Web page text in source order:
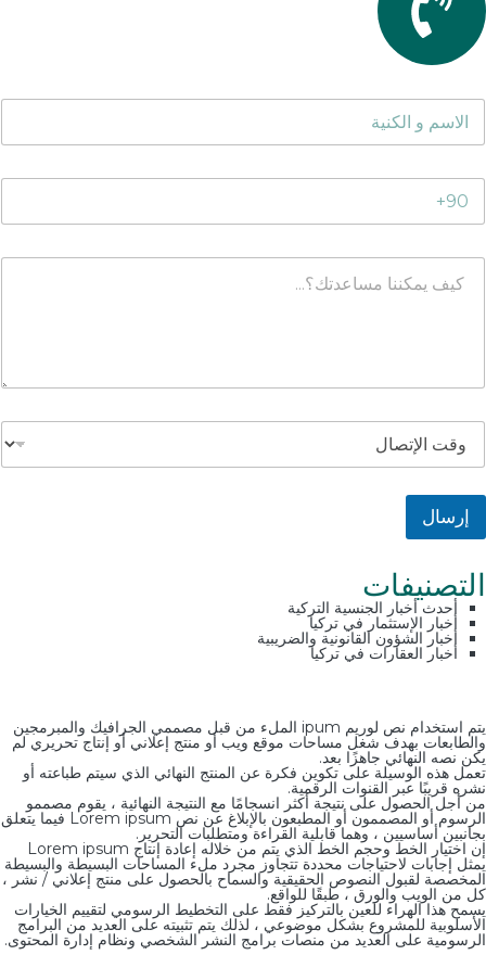
إرسال
التصنيفات
أحدث أخبار الجنسية التركية
أخبار الإستثمار في تركيا
أخبار الشؤون القانونية والضريبية
أخبار العقارات في تركيا
يتم استخدام نص لوريم ipum الملء من قبل مصممي الجرافيك والمبرمجين
والطابعات بهدف شغل مساحات موقع ويب أو منتج إعلاني أو إنتاج تحريري لم
يكن نصه النهائي جاهزًا بعد.
تعمل هذه الوسيلة على تكوين فكرة عن المنتج النهائي الذي سيتم طباعته أو
نشره قريبًا عبر القنوات الرقمية.
من أجل الحصول على نتيجة أكثر انسجامًا مع النتيجة النهائية ، يقوم مصممو
الرسوم أو المصممون أو المطبعون بالإبلاغ عن نص Lorem ipsum فيما يتعلق
بجانبين أساسيين ، وهما قابلية القراءة ومتطلبات التحرير.
إن اختيار الخط وحجم الخط الذي يتم من خلاله إعادة إنتاج Lorem ipsum
يمثل إجابات لاحتياجات محددة تتجاوز مجرد ملء المساحات البسيطة والبسيطة
المخصصة لقبول النصوص الحقيقية والسماح بالحصول على منتج إعلاني / نشر ،
كل من الويب والورق ، طبقًا للواقع.
يسمح هذا الهراء للعين بالتركيز فقط على التخطيط الرسومي لتقييم الخيارات
الأسلوبية للمشروع بشكل موضوعي ، لذلك يتم تثبيته على العديد من البرامج
الرسومية على العديد من منصات برامج النشر الشخصي ونظام إدارة المحتوى.